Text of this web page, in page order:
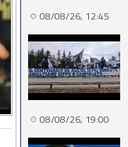
08/08/26, 12:45
08/08/26, 19:00